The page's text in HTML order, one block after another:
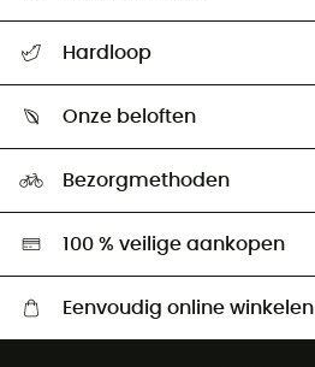
Mijn zending volgen
Retourzendingen & Terugbetalingen
Hardloop
Ambassadeurs
Onze beloften
Hardgreen
Bezorgmethoden
100 % veilige aankopen
Eenvoudig online winkelen